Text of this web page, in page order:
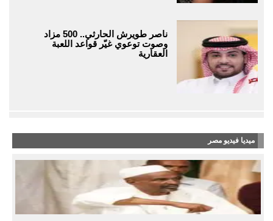
ناصر طويرش الحارثي.. 500 مزاد
وصوت توعوي غيّر قواعد اللعبة
العقارية
ميديا فيديو مصر